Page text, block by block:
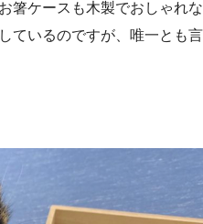
箸ケースも木製でおしゃれな
ているのですが、唯一とも言